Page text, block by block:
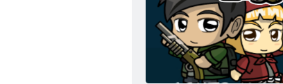
Ninja Kid pret zombijiem